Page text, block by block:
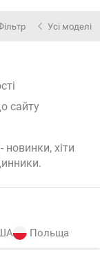
Усі моделі
сайту
новинки, хіти
.
Польща